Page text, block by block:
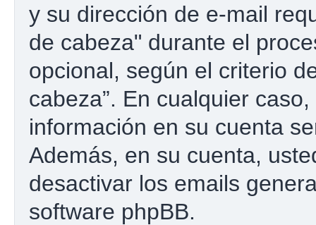
y su dirección de e-mail
de cabeza" durante el
opcional, según el criterio
cabeza”. En cualquier
información en su cuenta
Además, en su cuenta,
desactivar los emails
software phpBB.